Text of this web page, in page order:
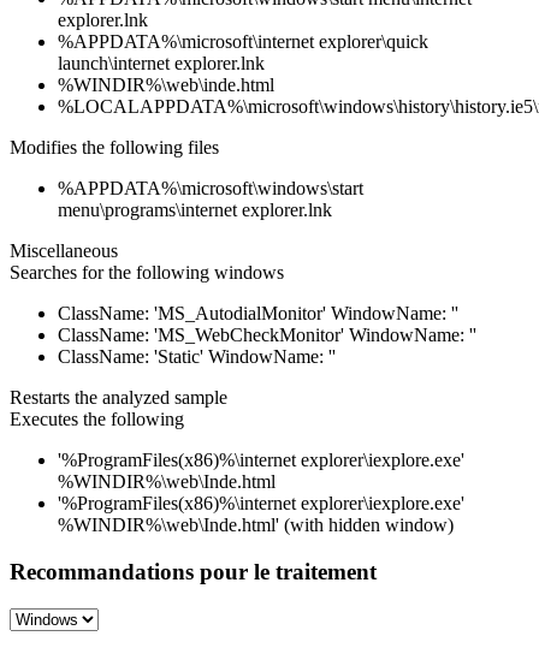
explorer.lnk
%APPDATA%\microsoft\internet explorer\quick
launch\internet explorer.lnk
%WINDIR%\web\inde.html
Modifies the following files
%APPDATA%\microsoft\windows\start
menu\programs\internet explorer.lnk
Miscellaneous
Searches for the following windows
ClassName: 'MS_AutodialMonitor' WindowName: ''
ClassName: 'MS_WebCheckMonitor' WindowName: ''
ClassName: 'Static' WindowName: ''
Restarts the analyzed sample
Executes the following
'%ProgramFiles(x86)%\internet explorer\iexplore.exe'
%WINDIR%\web\Inde.html
'%ProgramFiles(x86)%\internet explorer\iexplore.exe'
%WINDIR%\web\Inde.html' (with hidden window)
Recommandations pour le traitement